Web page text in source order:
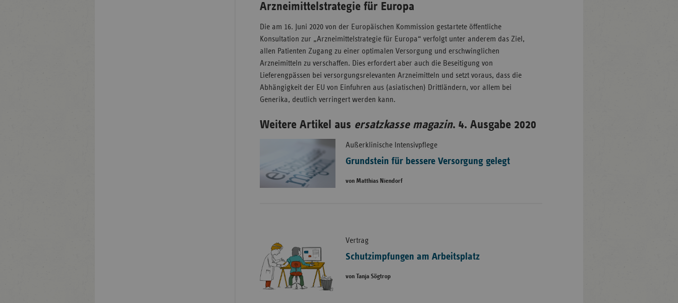
Arzneimittelstrategie für Europa
Die am 16. Juni 2020 von der Europäischen Kommission gestartete öffentliche
Konsultation zur „Arzneimittelstrategie für Europa“ verfolgt unter anderem das Ziel,
allen Patienten Zugang zu einer optimalen Versorgung und erschwinglichen
Arzneimitteln zu verschaffen. Dies erfordert aber auch die Beseitigung von
Lieferengpässen bei versorgungsrelevanten Arzneimitteln und setzt voraus, dass die
Abhängigkeit der EU von Einfuhren aus (asiatischen) Drittländern, vor allem bei
Generika, deutlich verringert werden kann.
Weitere Artikel aus ersatzkasse magazin. 4. Ausgabe 2020
Außerklinische Intensivpflege
Grundstein für bessere Versorgung gelegt
von Matthias Niendorf
Vertrag
Schutzimpfungen am Arbeitsplatz
von Tanja Sögtrop